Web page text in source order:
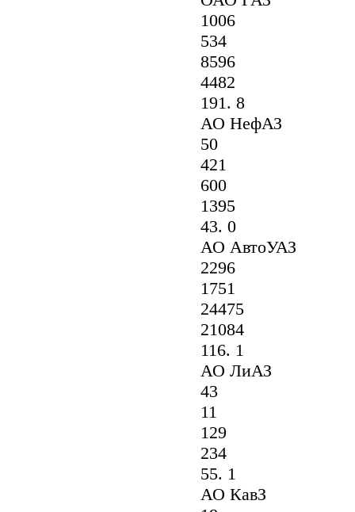
1006
534
8596
4482
191. 8
АО НефАЗ
50
421
600
1395
43. 0
АО АвтоУАЗ
2296
1751
24475
21084
116. 1
АО ЛиАЗ
43
11
129
234
55. 1
АО КавЗ